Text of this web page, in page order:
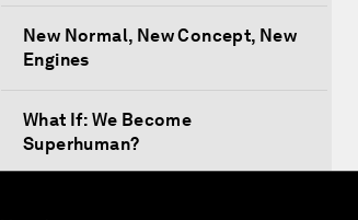
New Normal, New Concept, New
Engines
What If: We Become
Superhuman?